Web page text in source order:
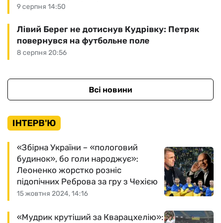
9 серпня 14:50
8 серпня 20:56
Лівий Берег не дотиснув Кудрівку: Петряк
повернувся на футбольне поле
Всі новини
ІНТЕРВ'Ю
15 жовтня 2024, 14:16
«Збірна України – «пологовий
будинок», бо голи народжує»:
Леоненко жорстко розніс
підопічних Реброва за гру з Чехією
«Мудрик крутіший за Кварацхелію»: